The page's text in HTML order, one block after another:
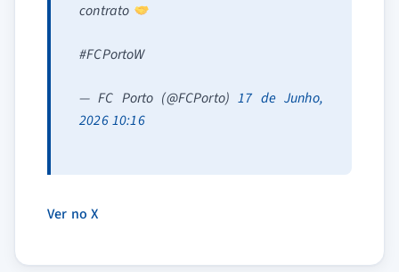
contrato
#FCPortoW
— FC Porto (@FCPorto)17 de Junho,
2026 10:16
Ver no X